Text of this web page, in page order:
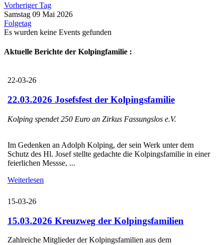
Vorheriger Tag
Samstag 09 Mai 2026
Folgetag
Es wurden keine Events gefunden
Aktuelle Berichte der Kolpingfamilie :
22-03-26
22.03.2026 Josefsfest der Kolpingsfamilie
Kolping spendet 250 Euro an Zirkus Fassungslos e.V.
Im Gedenken an Adolph Kolping, der sein Werk unter dem
Schutz des Hl. Josef stellte gedachte die Kolpingsfamilie in einer
feierlichen Messse, ...
Weiterlesen
15-03-26
15.03.2026 Kreuzweg der Kolpingsfamilien
Zahlreiche Mitglieder der Kolpingsfamilien aus dem